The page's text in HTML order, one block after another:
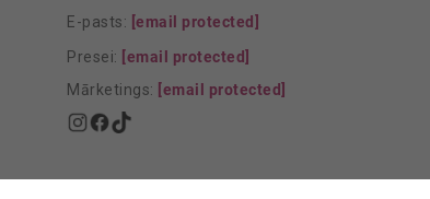
E-pasts: [email protected]
Presei: [email protected]
Mārketings: [email protected]